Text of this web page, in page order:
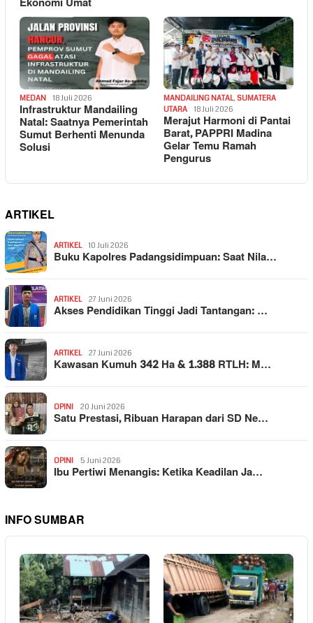
MEDAN 18 Juli 2026
Infrastruktur Mandailing
Natal: Saatnya Pemerintah
Sumut Berhenti Menunda
Solusi
MANDAILING NATAL, SUMATERA
UTARA
18 Juli 2026
Merajut Harmoni di Pantai
Barat, PAPPRI Madina
Gelar Temu Ramah
Pengurus
ARTIKEL
ARTIKEL 10 Juli 2026
Buku Kapolres Padangsidimpuan: Saat Nila…
ARTIKEL 27 Juni 2026
Akses Pendidikan Tinggi Jadi Tantangan: …
ARTIKEL 27 Juni 2026
Kawasan Kumuh 342 Ha & 1.388 RTLH: M…
OPINI 20 Juni 2026
Satu Prestasi, Ribuan Harapan dari SD Ne…
OPINI 5 Juni 2026
Ibu Pertiwi Menangis: Ketika Keadilan Ja…
INFO SUMBAR